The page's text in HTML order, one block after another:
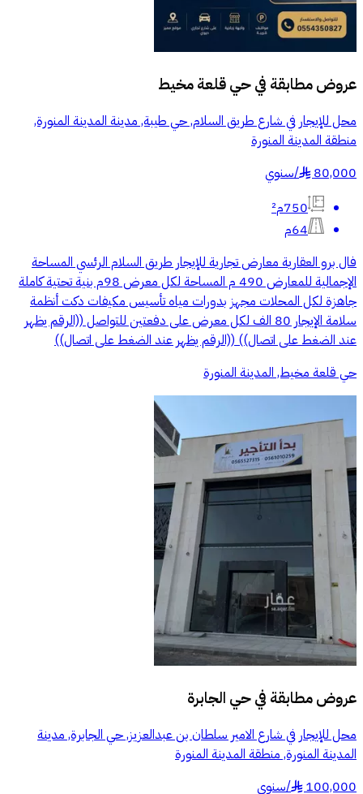
عروض مطابقة فيحي قلعة مخيط
محل للإيجار في شارع طريق السلام, حي طيبة, مدينة المدينة المنورة,
منطقة المدينة المنورة
80,000
§
/سنوي
750م²
64م
فال برو العقارية معارض تجارية للإيجار طريق السلام الرئسي المساحة
الإجمالية للمعارض 490 م المساحة لكل معرض 98م بنية تحتية كاملة
جاهزة لكل المحلات مجهز بدورات مياه تأسيس مكيفات دكت أنظمة
سلامة الإيجار 80 الف لكل معرض على دفعتين للتواصل ((الرقم يظهر
عند الضغط على اتصال)) ((الرقم يظهر عند الضغط على اتصال))
حي قلعة مخيط, المدينة المنورة
عروض مطابقة فيحي الجابرة
محل للإيجار في شارع الامير سلطان بن عبدالعزيز, حي الجابرة, مدينة
المدينة المنورة, منطقة المدينة المنورة
100,000
§
/سنوي